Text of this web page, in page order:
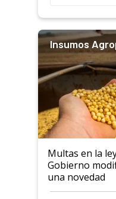
Insumos
Multas en la
Gobierno
una novedad